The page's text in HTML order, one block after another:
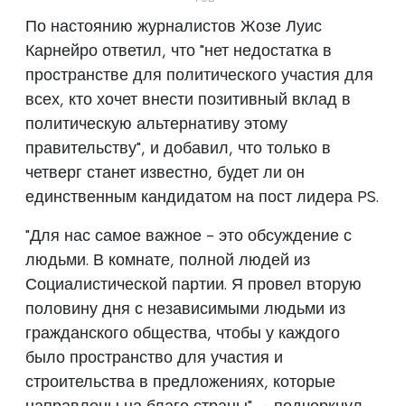
По настоянию журналистов Жозе Луис
Карнейро ответил, что "нет недостатка в
пространстве для политического участия для
всех, кто хочет внести позитивный вклад в
политическую альтернативу этому
правительству", и добавил, что только в
четверг станет известно, будет ли он
единственным кандидатом на пост лидера PS.
"Для нас самое важное - это обсуждение с
людьми. В комнате, полной людей из
Социалистической партии. Я провел вторую
половину дня с независимыми людьми из
гражданского общества, чтобы у каждого
было пространство для участия и
строительства в предложениях, которые